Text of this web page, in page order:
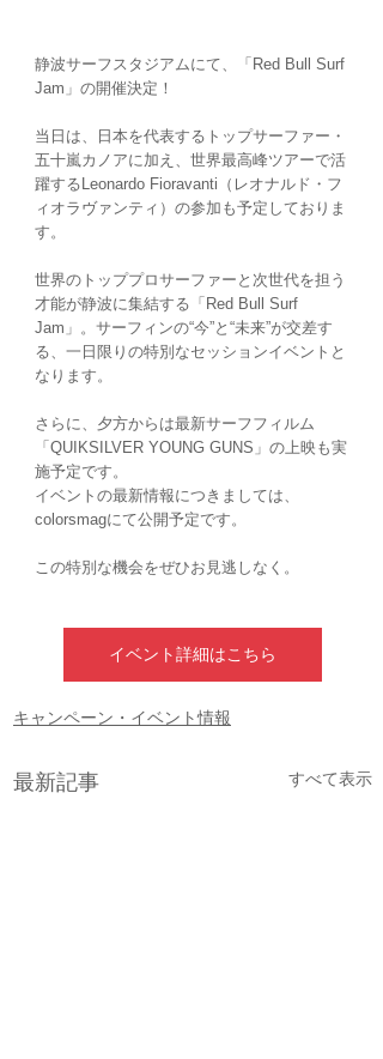
静波サーフスタジアムにて、「Red Bull Surf
Jam」の開催決定！
当日は、日本を代表するトップサーファー・
五十嵐カノアに加え、世界最高峰ツアーで活
躍するLeonardo Fioravanti（レオナルド・フ
ィオラヴァンティ）の参加も予定しておりま
す。
世界のトッププロサーファーと次世代を担う
才能が静波に集結する「Red Bull Surf
Jam」。サーフィンの“今”と“未来”が交差す
る、一日限りの特別なセッションイベントと
なります。
さらに、夕方からは最新サーフフィルム
「QUIKSILVER YOUNG GUNS」の上映も実
施予定です。
イベントの最新情報につきましては、
colorsmagにて公開予定です。
この特別な機会をぜひお見逃しなく。
イベント詳細はこちら
キャンペーン・イベント情報
最新記事 すべて表示